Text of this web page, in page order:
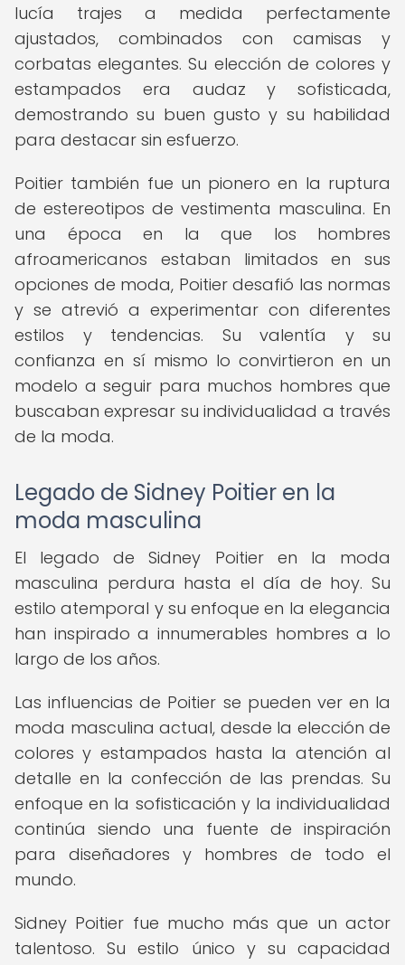
lucía trajes a medida perfectamente
ajustados, combinados con camisas y
corbatas elegantes. Su elección de colores y
estampados era audaz y sofisticada,
demostrando su buen gusto y su habilidad
para destacar sin esfuerzo.
Poitier también fue un pionero en la ruptura
de estereotipos de vestimenta masculina. En
una época en la que los hombres
afroamericanos estaban limitados en sus
opciones de moda, Poitier desafió las normas
y se atrevió a experimentar con diferentes
estilos y tendencias. Su valentía y su
confianza en sí mismo lo convirtieron en un
modelo a seguir para muchos hombres que
buscaban expresar su individualidad a través
de la moda.
Legado de Sidney Poitier en la
moda masculina
El legado de Sidney Poitier en la moda
masculina perdura hasta el día de hoy. Su
estilo atemporal y su enfoque en la elegancia
han inspirado a innumerables hombres a lo
largo de los años.
Las influencias de Poitier se pueden ver en la
moda masculina actual, desde la elección de
colores y estampados hasta la atención al
detalle en la confección de las prendas. Su
enfoque en la sofisticación y la individualidad
continúa siendo una fuente de inspiración
para diseñadores y hombres de todo el
mundo.
Sidney Poitier fue mucho más que un actor
talentoso. Su estilo único y su capacidad